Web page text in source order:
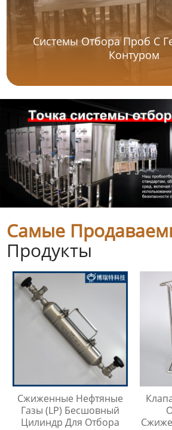
Системы Отбора Проб С
Контуром
Самые
Продукты
Сжиженные Нефтяные
Газы (LP) Бесшовный
Цилиндр Для Отбора